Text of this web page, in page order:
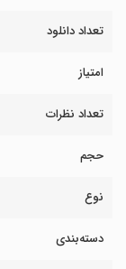
تعداد دانلود
امتیاز
تعداد نظرات
حجم
نوع
دسته‌بندی